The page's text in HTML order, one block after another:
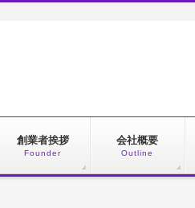
創業者挨拶
Founder
会社概要
Outline